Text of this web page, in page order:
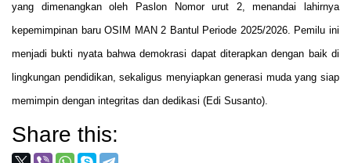
yang dimenangkan oleh Paslon Nomor urut 2, menandai lahirnya
kepemimpinan baru OSIM MAN 2 Bantul Periode 2025/2026. Pemilu ini
menjadi bukti nyata bahwa demokrasi dapat diterapkan dengan baik di
lingkungan pendidikan, sekaligus menyiapkan generasi muda yang siap
memimpin dengan integritas dan dedikasi (Edi Susanto).
Share this: